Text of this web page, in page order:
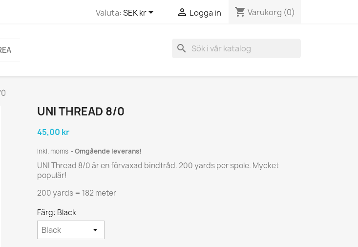
Valuta:SEK kr  Logga in shopping_cart Varukorg (0)
search
UNI THREAD 8/0
45,00 kr
Inkl. moms Omgående leverans!
UNI Thread 8/0 är en förvaxad bindtråd. 200 yards per spole. Mycket
populär!
200 yards = 182 meter
Färg: Black